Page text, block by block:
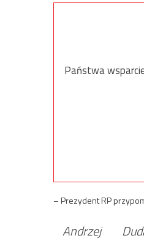
Państwa
– Prezydent RP
Andrzej